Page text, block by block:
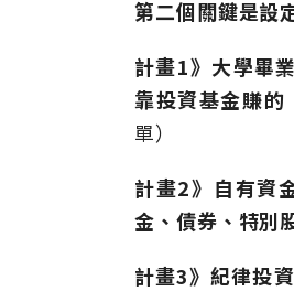
第二個關鍵是設
計畫1》 大學畢
靠投資基金賺的
單）
計畫2》 自有資
金、債券、特別
計畫3》紀律投